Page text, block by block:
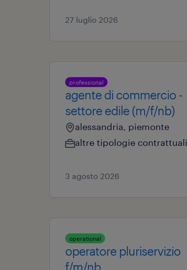
27 luglio 2026
professional
agente di commercio -
settore edile (m/f/nb)
alessandria, piemonte
altre tipologie contrattuali
3 agosto 2026
operational
operatore pluriservizio
f/m/nb